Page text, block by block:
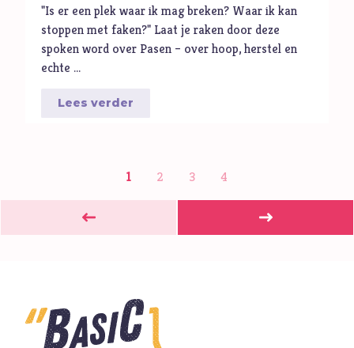
"Is er een plek waar ik mag breken? Waar ik kan
stoppen met faken?" Laat je raken door deze
spoken word over Pasen – over hoop, herstel en
echte …
Lees verder
1 2 3 4